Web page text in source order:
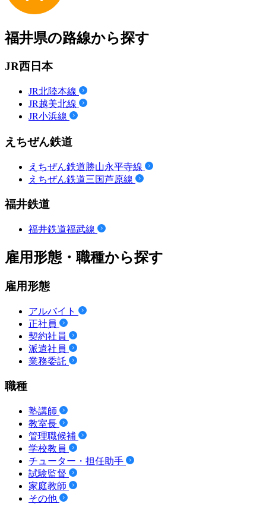
福井県の路線から探す
JR西日本
JR北陸本線
JR越美北線
JR小浜線
えちぜん鉄道
えちぜん鉄道勝山永平寺線
えちぜん鉄道三国芦原線
福井鉄道
福井鉄道福武線
雇用形態・職種から探す
雇用形態
アルバイト
正社員
契約社員
派遣社員
業務委託
職種
塾講師
教室長
管理職候補
学校教員
チューター・担任助手
試験監督
家庭教師
その他